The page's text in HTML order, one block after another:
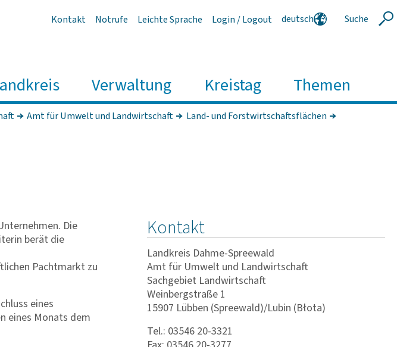
Kontakt Notrufe Leichte Sprache Login / Logout
deutsch
Suche
Verwaltung Kreistag Themen
Amt für Umwelt und Land­wirt­schaft
Land- und Forstwirtschaftsflächen
Die
berät die
Pachtmarkt zu
eines
eines Monats dem
Kontakt
Landkreis Dahme-Spreewald
Amt für Umwelt und Land­wirt­schaft
Sachgebiet Landwirtschaft
Weinbergstraße 1
15907 Lübben (Spreewald)/Lubin (Błota)
Tel.: 03546 20-3321